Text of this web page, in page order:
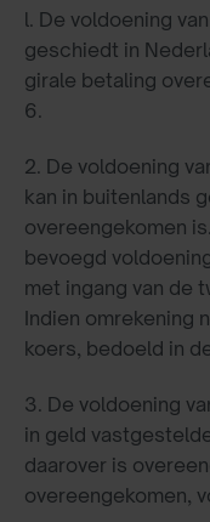
l. De voldoening
geschiedt in
girale betaling
6.
2. De voldoening
kan in buitenlands
overeengekomen
bevoegd
met ingang van de
Indien omrekening
koers, bedoeld in
3. De voldoening
in geld
daarover is
overeengekomen,